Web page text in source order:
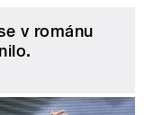
v románu